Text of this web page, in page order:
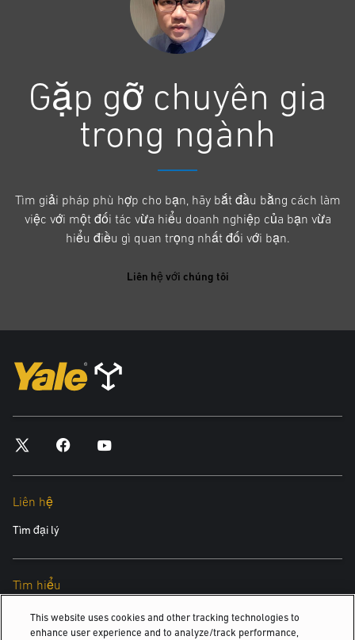
Gặp gỡ chuyên gia
trong ngành
Tìm giải pháp phù hợp cho bạn, hãy bắt đầu bằng cách làm
việc với một đối tác vừa hiểu doanh nghiệp của bạn vừa
hiểu điều gì quan trọng nhất đối với bạn.
Liên hệ với chúng tôi
Liên hệ
Tìm đại lý
Tìm hiểu
Về chúng tôi
This website uses cookies and other tracking technologies to
enhance user experience and to analyze/track performance,